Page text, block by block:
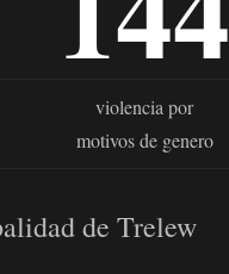
violencia por
motivos de genero
de Trelew